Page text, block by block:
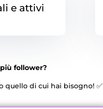
e attivi
follower?
quello di cui hai bisogno! ✅